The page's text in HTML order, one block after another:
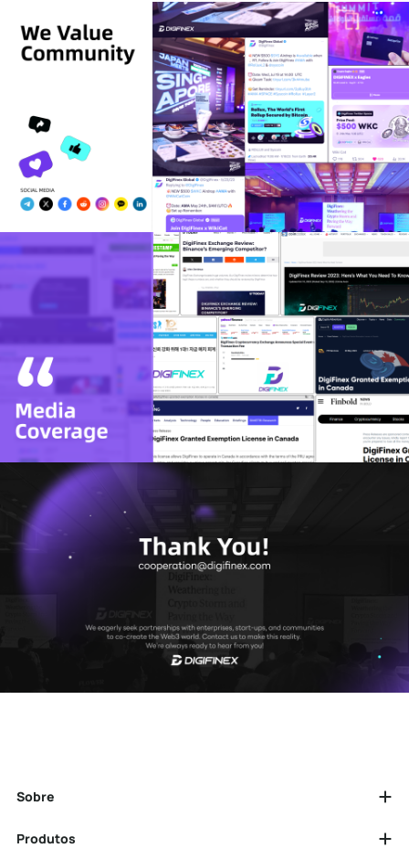
Sobre
Produtos